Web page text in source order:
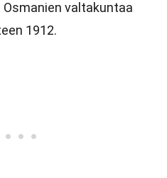
valtakuntaa
1912.